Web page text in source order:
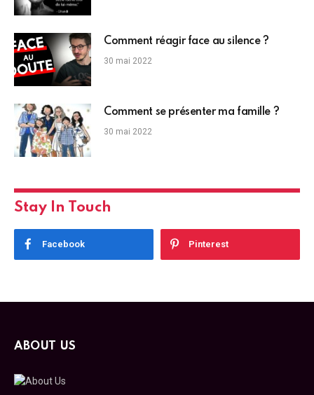
Comment réagir face au silence ?
30 mai 2022
Comment se présenter ma famille ?
30 mai 2022
Stay In Touch
Facebook Pinterest
ABOUT US